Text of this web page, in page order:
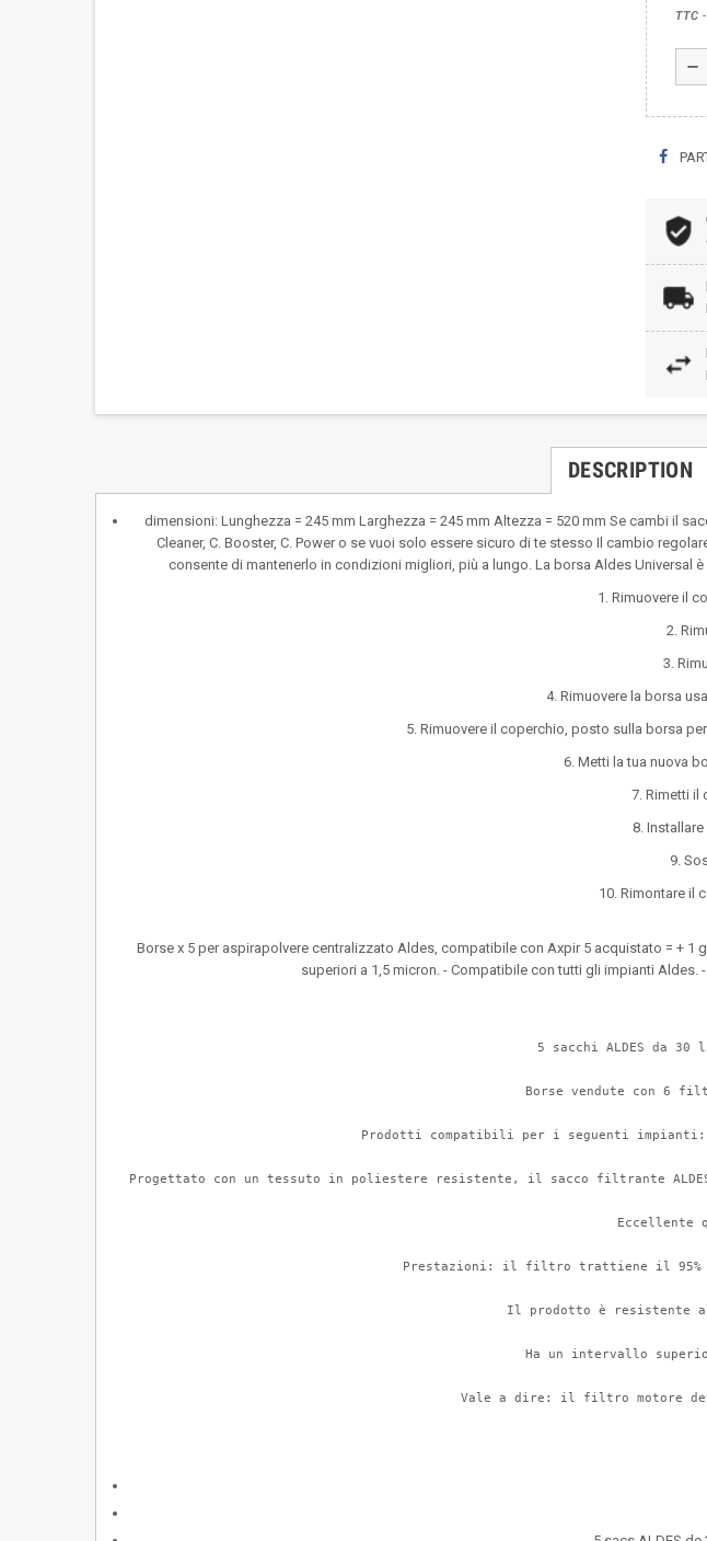
TTC
remove
DESCRIPTION
dimensioni: Lunghezza = 245 mm Larghezza = 245 mm Altezza = 520 mm Se cambi il
Cleaner, C. Booster, C. Power o se vuoi solo essere sicuro di te stesso Il cambio
consente di mantenerlo in condizioni migliori, più a lungo. La borsa Aldes Universal è
1. Rimuovere il
2.
3.
4. Rimuovere la borsa
5. Rimuovere il coperchio, posto sulla borsa
6. Metti la tua nuova
7. Rimetti il
8.
9.
10. Rimontare il
Borse x 5 per aspirapolvere centralizzato Aldes, compatibile con Axpir 5 acquistato = + 1
superiori a 1,5 micron. - Compatibile con tutti gli impianti
5 sacchi ALDES da
Borse vendute con 6
Prodotti compatibili per i seguenti impianti:
Progettato con un tessuto in poliestere resistente, il sacco filtrante
Prestazioni: il filtro trattiene il 95%
Il prodotto è resistente
Ha un intervallo
Vale a dire: il filtro motore deve